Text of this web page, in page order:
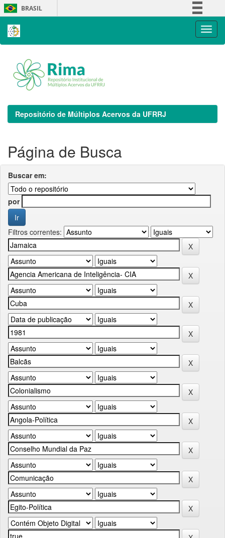
Skip
navigation
BRASIL
Repositório de Múltiplos Acervos da UFRRJ
Página de Busca
Buscar em:
por
Filtros correntes: